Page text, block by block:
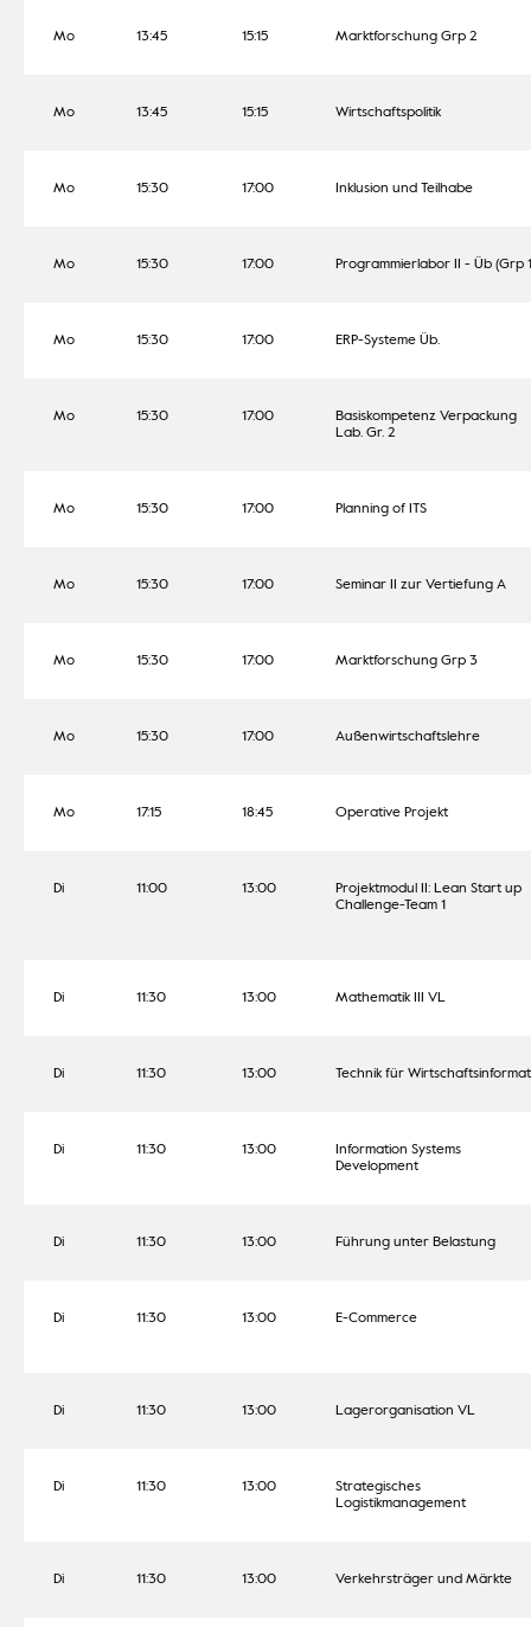
Mo 13:45 15:15 Marktforschung Grp 2
Mo 13:45 15:15 Wirtschaftspolitik
Mo 15:30 17:00 Inklusion und Teilhabe
Mo 15:30 17:00 Programmierlabor II - Üb (Grp
Mo 15:30 17:00 ERP-Systeme Üb.
Mo 15:30 17:00
Basiskompetenz Verpackung
Lab. Gr. 2
Mo 15:30 17:00 Planning of ITS
Mo 15:30 17:00 Seminar II zur Vertiefung A
Mo 15:30 17:00 Marktforschung Grp 3
Mo 15:30 17:00 Außenwirtschaftslehre
Mo 17:15 18:45 Operative Projekt
Di 11:00 13:00
Projektmodul II: Lean Start up
Challenge-Team 1
Di 11:30 13:00 Mathematik III VL
Di 11:30 13:00 Technik für
Di 11:30 13:00
Information Systems
Development
Di 11:30 13:00 Führung unter Belastung
Di 11:30 13:00 E-Commerce
Di 11:30 13:00 Lagerorganisation VL
Di 11:30 13:00
Strategisches
Logistikmanagement
Di 11:30 13:00 Verkehrsträger und Märkte